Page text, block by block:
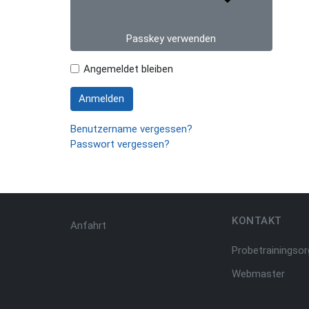
Passkey verwenden
Angemeldet bleiben
Anmelden
Benutzername vergessen?
Passwort vergessen?
Anfahrt KONTAKT
Webmaster